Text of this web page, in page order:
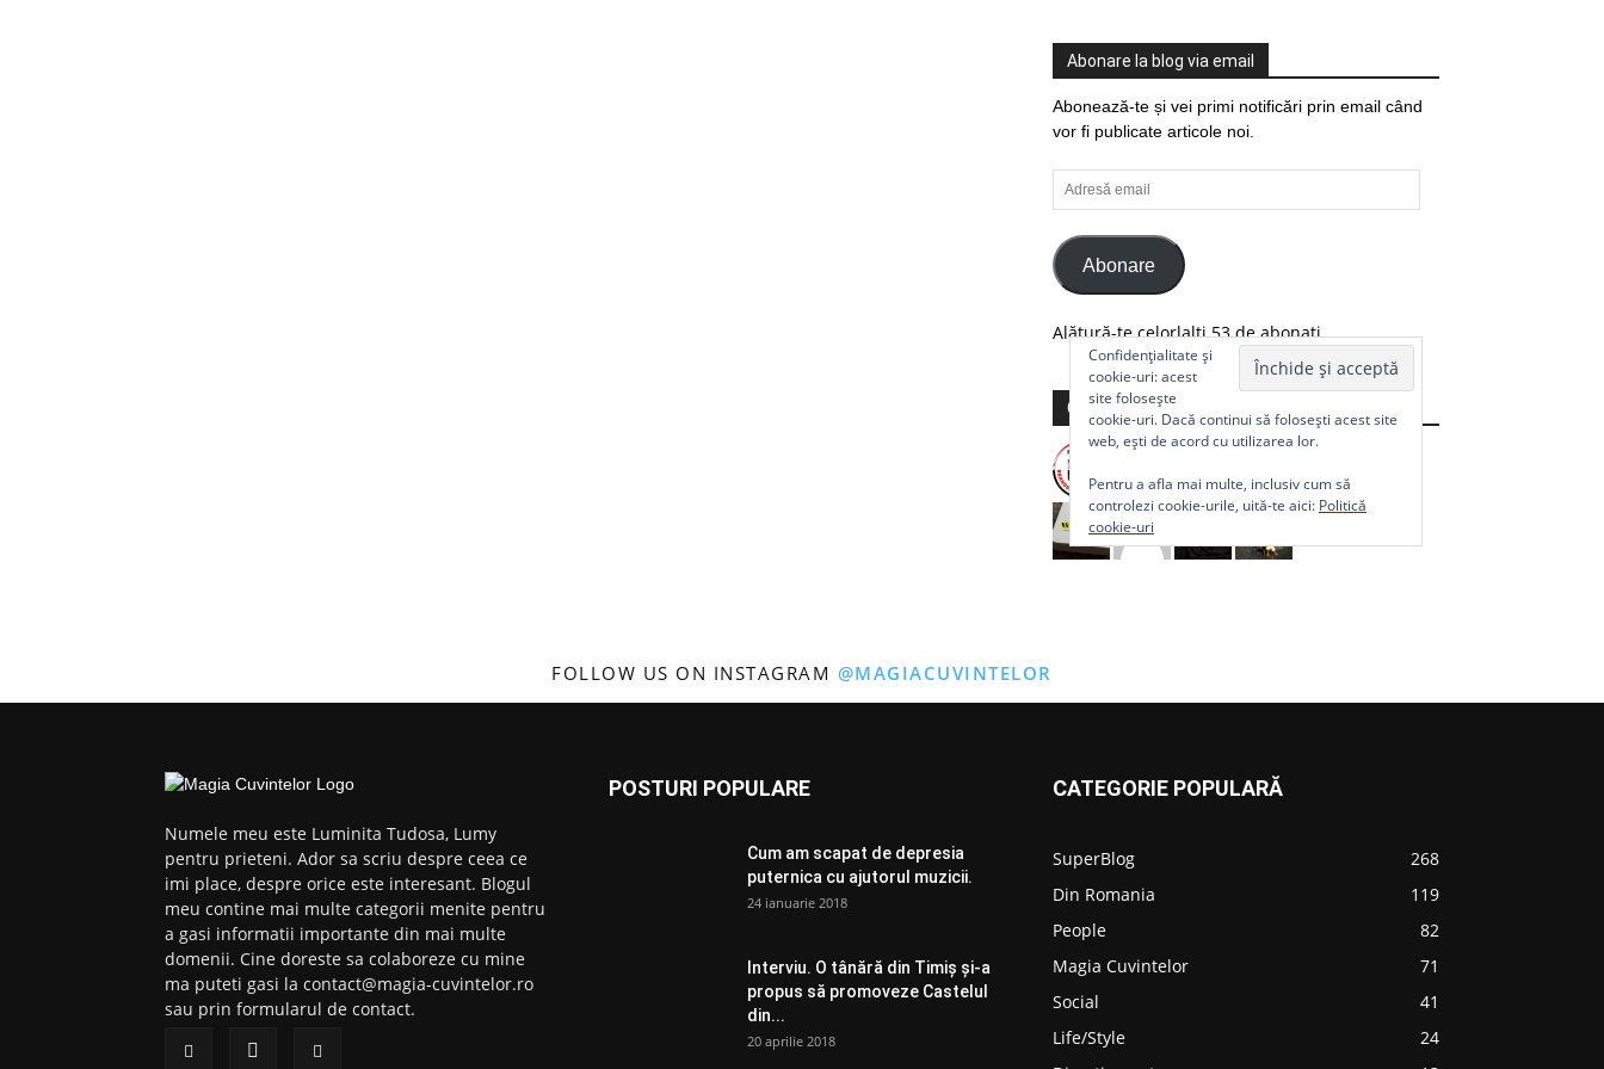
Abonare la blog via email
Abonează-te și vei primi notificări prin email când
vor fi publicate articole noi.
Adresă
email
Abonare
Alătură-te celorlalți 53 de abonați.
Comunitate
Confidențialitate și
cookie-uri: acest
site folosește
cookie-uri. Dacă continui să folosești acest site
web, ești de acord cu utilizarea lor.
Pentru a afla mai multe, inclusiv cum să
controlezi cookie-urile, uită-te aici: Politică
cookie-uri
FOLLOW US ON INSTAGRAM @MAGIACUVINTELOR
Numele meu este Luminita Tudosa, Lumy
pentru prieteni. Ador sa scriu despre ceea ce
imi place, despre orice este interesant. Blogul
meu contine mai multe categorii menite pentru
a gasi informatii importante din mai multe
domenii. Cine doreste sa colaboreze cu mine
ma puteti gasi la contact@magia-cuvintelor.ro
sau prin formularul de contact.
POSTURI POPULARE
Cum am scapat de depresia
puternica cu ajutorul muzicii.
24 ianuarie 2018
Interviu. O tânără din Timiș și-a
propus să promoveze Castelul
din...
20 aprilie 2018
CATEGORIE POPULARĂ
SuperBlog
268
Din Romania
119
People
82
Magia Cuvintelor
71
Social
41
Life/Style
24